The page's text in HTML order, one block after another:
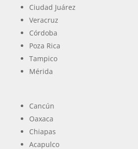
Ciudad Juárez
Veracruz
Córdoba
Poza Rica
Tampico
Mérida
Cancún
Oaxaca
Chiapas
Acapulco